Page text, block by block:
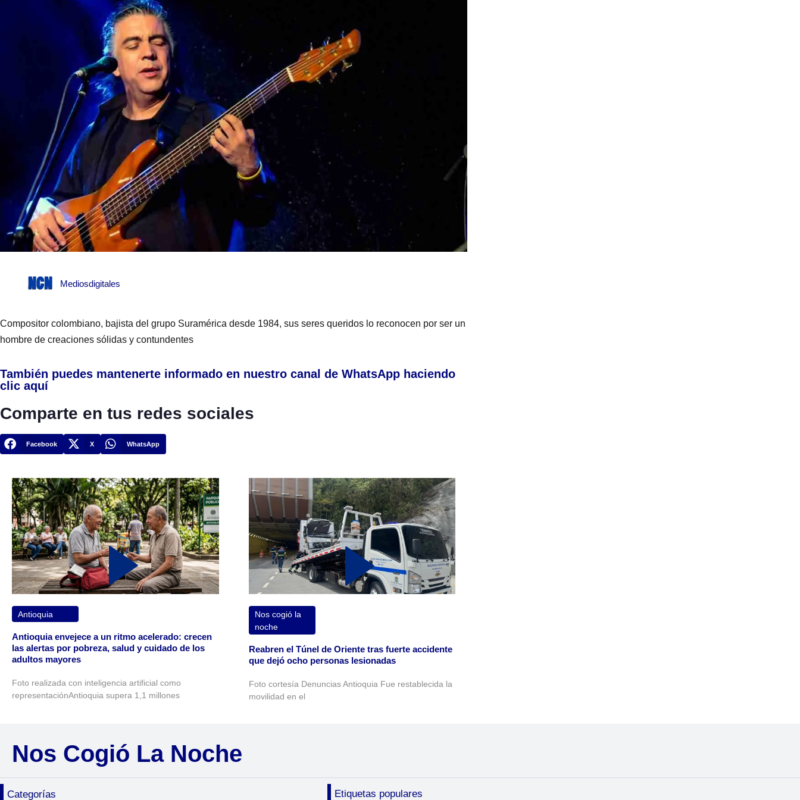
Mediosdigitales
Compositor colombiano, bajista del grupo Suramérica desde 1984, sus seres queridos lo reconocen por ser un
hombre de creaciones sólidas y contundentes
También puedes mantenerte informado en nuestro canal de WhatsApp haciendo
clic aquí
Comparte en tus redes sociales
Facebook X WhatsApp
Antioquia
Antioquia envejece a un ritmo acelerado: crecen
las alertas por pobreza, salud y cuidado de los
adultos mayores
Foto realizada con inteligencia artificial como
representaciónAntioquia supera 1,1 millones
Nos cogió la
noche
Reabren el Túnel de Oriente tras fuerte accidente
que dejó ocho personas lesionadas
Foto cortesía Denuncias Antioquia Fue restablecida la
movilidad en el
Nos Cogió La Noche
Categorías Etiquetas populares